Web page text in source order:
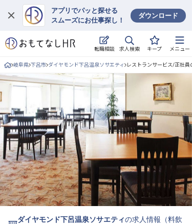
アプリでパッと探せる
スムーズにお仕事探し！
ダウンロード
転職相談 求人検索 キープ メニュー
ログイン
求人・施設を探す
キープした求人
就職・転職 合同説明会
おもてなしHRについて
ご利用の流れ
よくある質問
ホテル・宿泊業界情報コラム
岐阜県 下呂市 ダイヤモンド下呂温泉ソサエティ レストランサービス/正社員
ダイヤモンド下呂温泉ソサエティの求人情報（料飲